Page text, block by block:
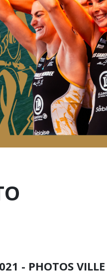
- PHOTOS VILLE